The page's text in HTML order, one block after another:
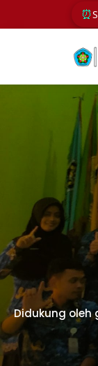
⏰
Didukung oleh